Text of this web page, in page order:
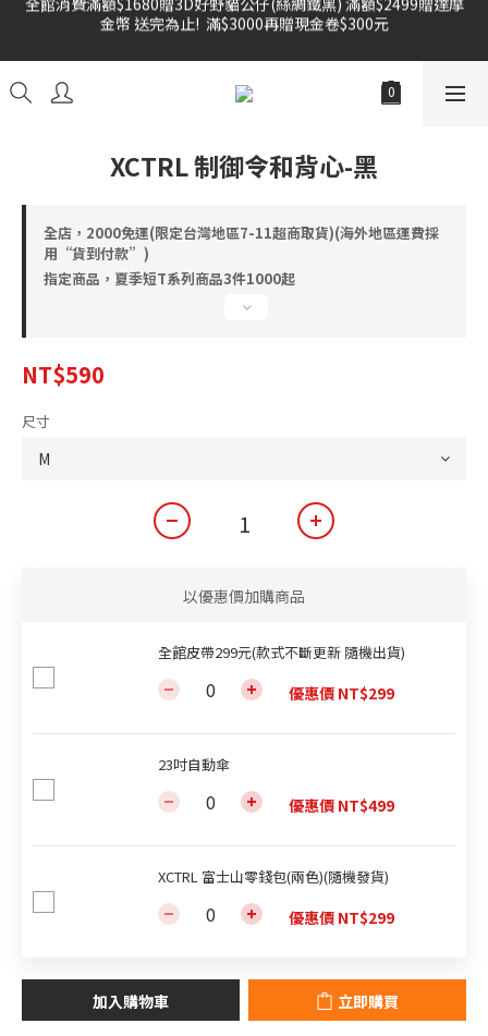
雙倍奉還 歡慶父親節全館褲類任選兩件88折!!!
金幣 送完為止!  滿$3000再贈現金卷$300元
雙倍奉還 歡慶父親節全館褲類任選兩件88折!!!
XCTRL 制御令和背心-黑
全店，2000免運(限定台灣地區7-11超商取貨)(海外地區運費採
用“貨到付款”)
指定商品，夏季短T系列商品3件1000起
NT$590
尺寸
以優惠價加購商品
全館皮帶299元(款式不斷更新 隨機出貨)
優惠價 NT$299
23吋自動傘
優惠價 NT$499
XCTRL 富士山零錢包(兩色)(隨機發貨)
優惠價 NT$299
加入購物車 立即購買